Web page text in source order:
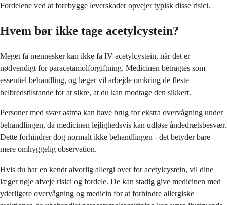
Fordelene ved at forebygge leverskader opvejer typisk disse risici.
Hvem bør ikke tage acetylcystein?
Meget få mennesker kan ikke få IV acetylcystein, når det er
nødvendigt for paracetamolforgiftning. Medicinen betragtes som
essentiel behandling, og læger vil arbejde omkring de fleste
helbredstilstande for at sikre, at du kan modtage den sikkert.
Personer med svær astma kan have brug for ekstra overvågning under
behandlingen, da medicinen lejlighedsvis kan udløse åndedrætsbesvær.
Dette forhindrer dog normalt ikke behandlingen - det betyder bare
mere omhyggelig observation.
Hvis du har en kendt alvorlig allergi over for acetylcystein, vil dine
læger nøje afveje risici og fordele. De kan stadig give medicinen med
yderligere overvågning og medicin for at forhindre allergiske